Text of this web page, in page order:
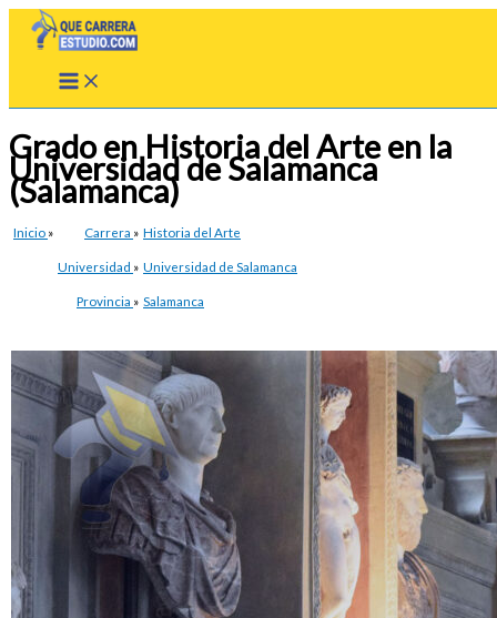
Grado en Historia del Arte en la
Universidad de Salamanca
(Salamanca)
Inicio » Carrera » Historia del Arte
Universidad » Universidad de Salamanca
Provincia » Salamanca